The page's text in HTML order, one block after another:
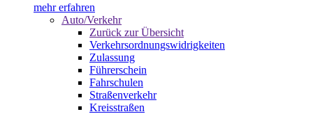
mehr erfahren
Auto/Verkehr
Zurück zur Übersicht
Verkehrsordnungswidrigkeiten
Zulassung
Führerschein
Fahrschulen
Straßenverkehr
Kreisstraßen